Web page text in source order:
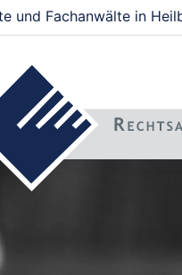
und Fachanwälte in